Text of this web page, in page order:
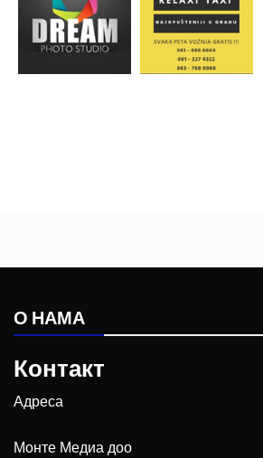
О НАМА
Контакт
Адреса
Монте Медиа доо